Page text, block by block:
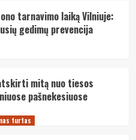
tarnavimo laiką Vilniuje:
gedimų prevencija
mitą nuo tiesos
pašnekesiuose
turtas